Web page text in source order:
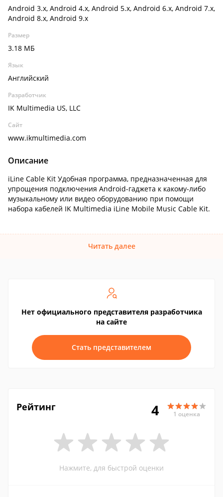
Android 3.x, Android 4.x, Android 5.x, Android 6.x, Android 7.x,
Android 8.x, Android 9.x
Размер
3.18 МБ
Язык
Английский
Разработчик
IK Multimedia US, LLC
Сайт
www.ikmultimedia.com
Описание
iLine Cable Kit Удобная программа, предназначенная для
упрощения подключения Android-гаджета к какому-либо
музыкальному или видео оборудованию при помощи
набора кабелей IK Multimedia iLine Mobile Music Cable Kit.
Читать далее
Нет официального представителя разработчика
на сайте
Стать представителем
Рейтинг 4 1 оценка
Нажмите, для быстрой оценки